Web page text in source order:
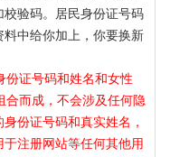
验码。居民身份证号码
中给你加上，你要换新
份证号码和姓名和女性
合而成，不会涉及任何隐
份证号码和真实姓名，
注册网站等任何其他用